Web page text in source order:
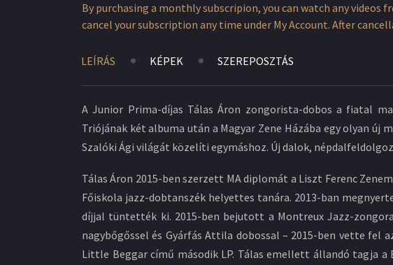
By purchasing a monthly subscripion, you can watch any videos
cancel your subscription any time under My Account. After
LEÍRÁS KÉPEK SZEREPOSZTÁS
A Junior Prima-díjas Tálas Áron zongorista-dobos a fiatal
Triójának két albuma után a Magyar Zene Házába egy olyan új
Szalóki Ági világát közelíti egymáshoz. Új dalok,
Tálas Áron 2015-ben szerzett MA diplomát a Liszt Ferenc
Főiskola jazz-dobtanszék helyettes tanára. 2013-ban
díjjal tüntették ki. 2015-ben bejutott a Montreux Jazz-
nagybőgőssel és Gyárfás Attila dobossal – 2015-ben vette
Little Beggar című második LP. Tálas emellett állandó tagja a